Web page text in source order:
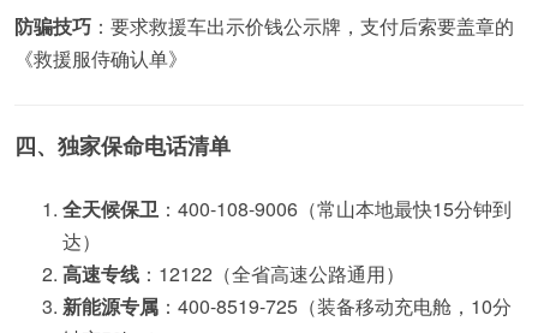
防骗技巧 ：要求救援车出示价钱公示牌，支付后索要盖章的
《救援服侍确认单》
四、独家保命电话清单
全天候保卫 ：400-108-9006（常山本地最快15分钟到
达）
高速专线 ：12122（全省高速公路通用）
新能源专属 ：400-8519-725（装备移动充电舱，10分